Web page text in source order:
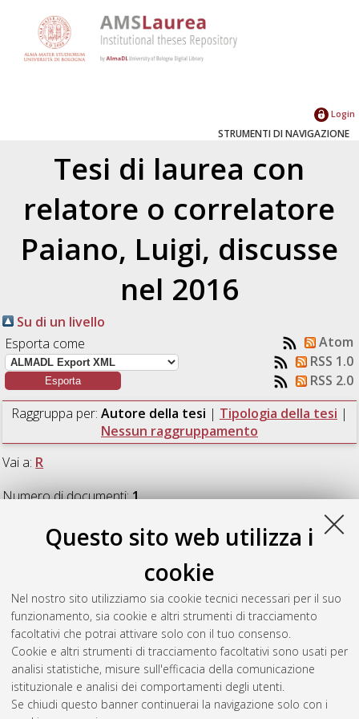
Questo sito web utilizza i
cookie
Nel nostro sito utilizziamo sia cookie tecnici necessari per il suo
funzionamento, sia cookie e altri strumenti di tracciamento
facoltativi che potrai attivare solo con il tuo consenso.
Cookie e altri strumenti di tracciamento facoltativi sono usati per
analisi statistiche, misure sull'efficacia della comunicazione
istituzionale e analisi dei comportamenti degli utenti.
Se chiudi questo banner continuerai la navigazione solo con i
Login
STRUMENTI DI NAVIGAZIONE
Tesi di laurea con
relatore o correlatore
Paiano, Luigi, discusse
nel 2016
Su di un livello
Esporta come
Atom
RSS 1.0
RSS 2.0
Raggruppa per: Autore della tesi | Tipologia della tesi |
Nessun raggruppamento
Vai a: R
Numero di documenti:1.
riduzione dei consumi: studio di fattibilità su motore diesel
automobilistico. [Laurea magistrale], Università di Bologna,
Corso di Studio inIngegneria meccanica [LM-DM270]
Documento full-text non disponibile
Questa lista e' stata generata ilFri Aug 7 09:48:57 2026 CEST